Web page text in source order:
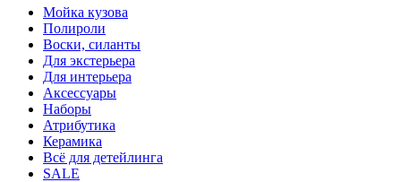
Мойка кузова
Полироли
Воски, силанты
Для экстерьера
Для интерьера
Аксессуары
Наборы
Атрибутика
Керамика
Всё для детейлинга
SALE